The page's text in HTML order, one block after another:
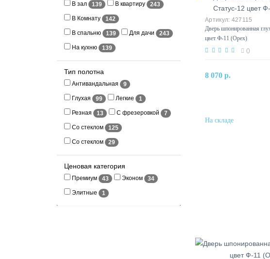
В зал 139 В квартиру 243
В Комнату 142
В спальню 139 Для дачи 243
На кухню 139
Тип полотна
Антивандальная 9
Глухая 99 Легкие 1
Резная 13 С фрезеровкой 7
Со стеклом 125
Со стеклом 29
Ценовая категория
Премиум 43 Эконом 34
Элитные 1
427115
Дверь шпонированная
цвет Ф-11 (Орех)
0
8 070 р.В корзину